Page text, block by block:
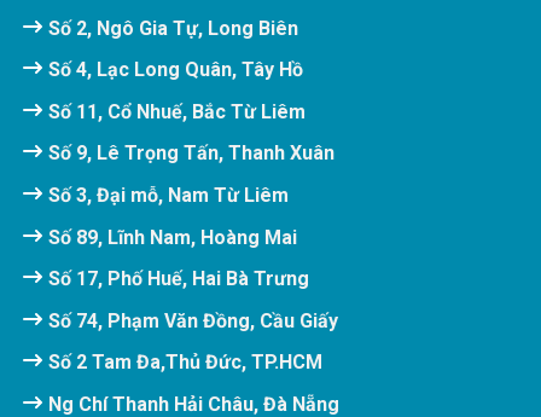
Số 2, Ngô Gia Tự, Long Biên
Số 4, Lạc Long Quân, Tây Hồ
Số 11, Cổ Nhuế, Bắc Từ Liêm
Số 9, Lê Trọng Tấn, Thanh Xuân
Số 3, Đại mỗ, Nam Từ Liêm
Số 89, Lĩnh Nam, Hoàng Mai
Số 17, Phố Huế, Hai Bà Trưng
Số 74, Phạm Văn Đồng, Cầu Giấy
Số 2 Tam Đa,Thủ Đức, TP.HCM
Ng Chí Thanh Hải Châu, Đà Nẵng